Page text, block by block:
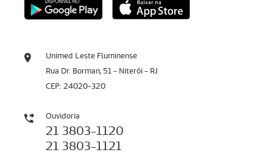
Unimed Leste Fluminense
Rua Dr. Borman, 51 - Niterói - RJ
CEP: 24020-320
Ouvidoria
21 3803-1120
21 3803-1121